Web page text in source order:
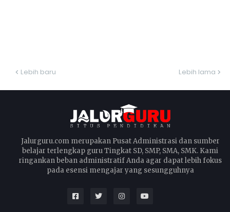
Lebih baru Lebih lama
Jalurguru.com merupakan Pusat Administrasi dan sumber
belajar terlengkap guru Tingkat SD, SMP, SMA, SMK. Kami
ringankan beban administratif Anda agar dapat lebih fokus
pada esensi mengajar yang sesungguhnya